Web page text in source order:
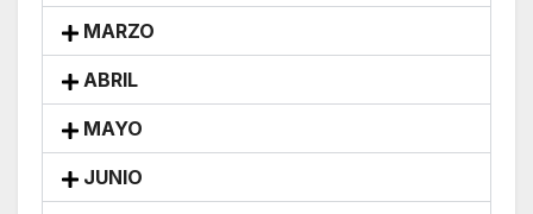
MARZO
ABRIL
MAYO
JUNIO